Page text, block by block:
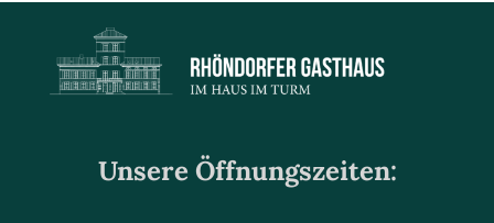
Unsere Öffnungszeiten: